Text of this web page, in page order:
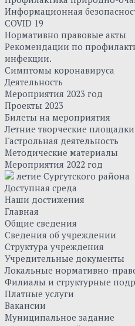
Информационная
COVID 19
Нормативно правовые акты
Рекомендации по
инфекции.
Симптомы коронавируса
Деятельность
Мероприятия 2023 год
Проекты 2023
Билеты на мероприятия
Летние творческие площадки
Гастрольная деятельность
Методические материалы
Мероприятия 2022 год
летие Сургутского района
Доступная среда
Наши достижения
Главная
Общие сведения
Сведения об учреждении
Структура учреждения
Учредительные документы
Локальные нормативно-
Филиалы и структурные
Платные услуги
Вакансии
Муниципальное задание